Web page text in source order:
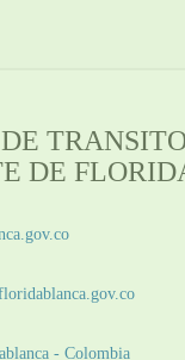
DE
- Colombia